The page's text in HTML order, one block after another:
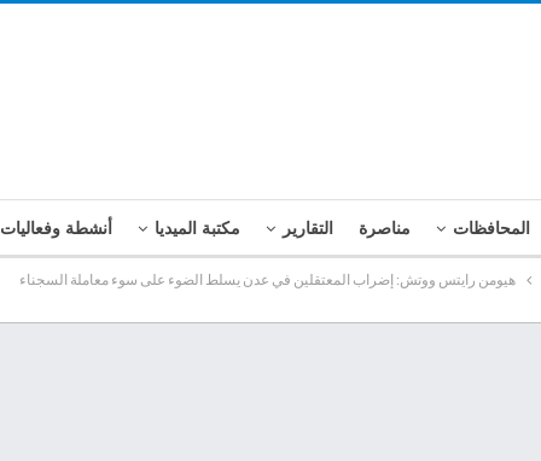
المحافظات مناصرة التقارير مكتبة الميديا أنشطة وفعاليات
هيومن رايتس ووتش: إضراب المعتقلين في عدن يسلط الضوء على سوء معاملة السجناء